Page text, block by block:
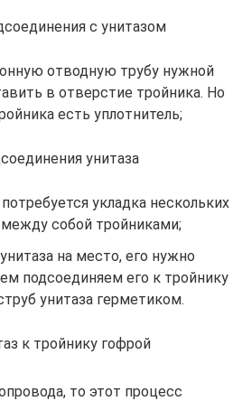
с унитазом
отводную трубу нужной
в отверстие тройника. Но
есть уплотнитель;
унитаза
укладка нескольких
собой тройниками;
на место, его нужно
подсоединяем его к тройнику
унитаза герметиком.
к тройнику гофрой
то этот процесс